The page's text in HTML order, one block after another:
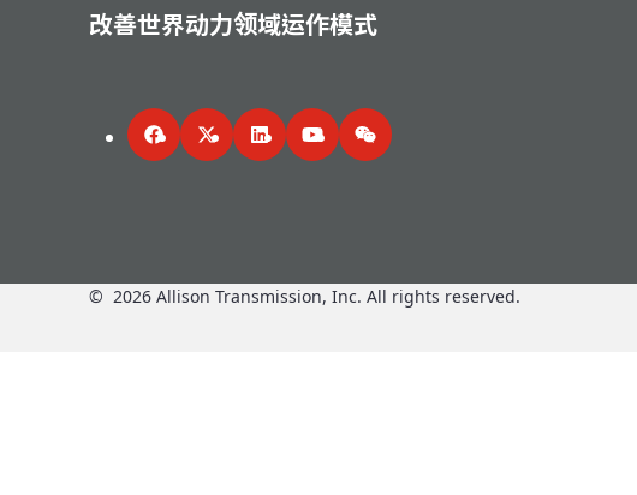
改善世界动力领域运作模式
FacebookTwitterLinkedInYouTubeWeChat
© 2026 Allison Transmission, Inc. All rights reserved.